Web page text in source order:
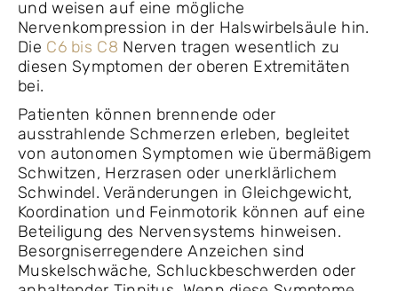
und weisen auf eine mögliche
Nervenkompression in der Halswirbelsäule hin.
Die C6 bis C8 Nerven tragen wesentlich zu
diesen Symptomen der oberen Extremitäten
bei.
Patienten können brennende oder
ausstrahlende Schmerzen erleben, begleitet
von autonomen Symptomen wie übermäßigem
Schwitzen, Herzrasen oder unerklärlichem
Schwindel. Veränderungen in Gleichgewicht,
Koordination und Feinmotorik können auf eine
Beteiligung des Nervensystems hinweisen.
Besorgniserregendere Anzeichen sind
Muskelschwäche, Schluckbeschwerden oder